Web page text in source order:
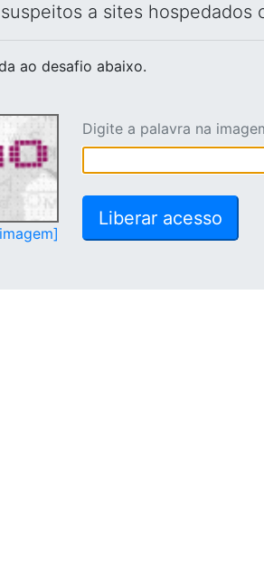
a sites hospedados
ao desafio abaixo.
Digite a palavra na